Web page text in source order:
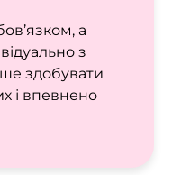
а
з
здобувати
і впевнено